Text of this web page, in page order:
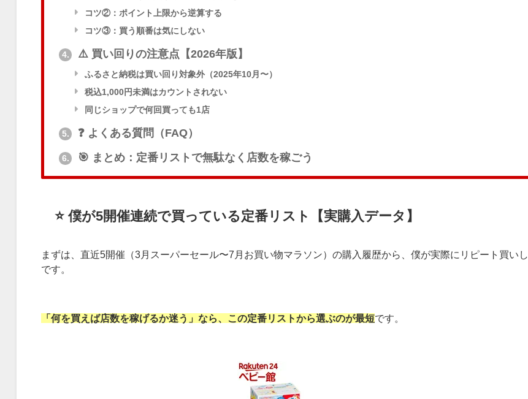
コツ②：ポイント上限から逆算する
コツ③：買う順番は気にしない
4. ⚠️ 買い回りの注意点【2026年版】
ふるさと納税は買い回り対象外（2025年10月〜）
税込1,000円未満はカウントされない
同じショップで何回買っても1店
5. ❓ よくある質問（FAQ）
6. 🎯 まとめ：定番リストで無駄なく店数を稼ごう
⭐ 僕が5開催連続で買っている定番リスト【実購入データ】
まずは、直近5開催（3月スーパーセール〜7月お買い物マラソン）の購入履歴から、僕が実際にリピート買い
です。
「何を買えば店数を稼げるか迷う」なら、この定番リストから選ぶのが最短です。